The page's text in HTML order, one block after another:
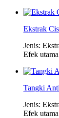
Ekstrak
Jenis:
Efek
Tangki
Jenis:
Efek